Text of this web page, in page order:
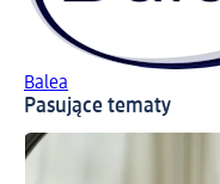
Balea
Pasujące tematy